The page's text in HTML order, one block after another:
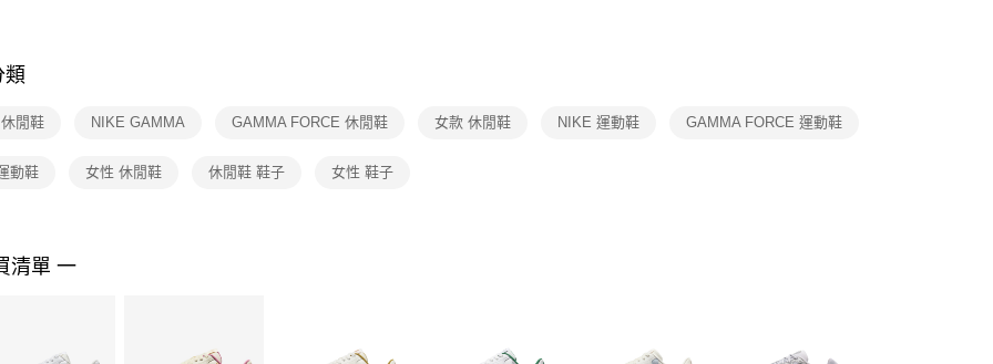
１．透過由恩沛科技股份有限公司提供之「AFTEE先享後付」服務完成之
交易，需依本服務之必要範圍內提供個人資料，並將交易相關給付款項請
形，恩沛科技股份有限公司將有權停止該用戶之使用額度並採取法律行
類
閒鞋 NIKE GAMMA GAMMA FORCE 休閒鞋 女款 休閒鞋 NIKE 運動鞋 GAMMA FORCE 運動鞋
動鞋 女性 休閒鞋 休閒鞋 鞋子 女性 鞋子
清單 一